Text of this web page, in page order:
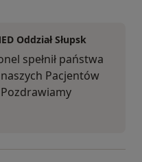
Oddział Słupsk
spełnił państwa
Pacjentów